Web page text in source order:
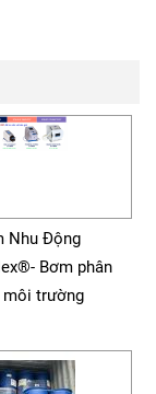
Nhu Động
Bơm phân
môi trường